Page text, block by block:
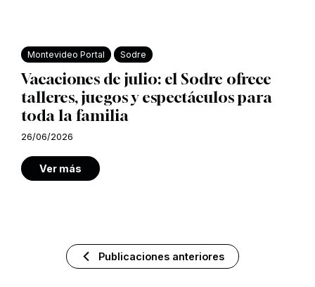
Montevideo Portal Sodre
Vacaciones de julio: el Sodre ofrece
talleres, juegos y espectáculos para
toda la familia
26/06/2026
Ver más
Publicaciones anteriores